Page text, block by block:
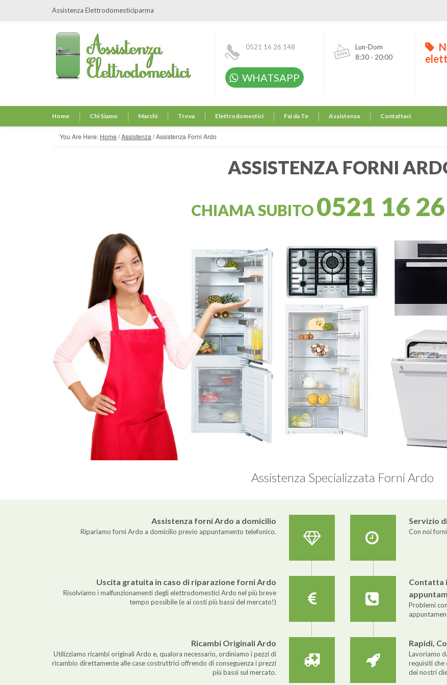
Assistenza Elettrodomesticiparma
0521 16 26 148
WHATSAPP
Lun-Dom
8:30 - 20:00
Home Chi Siamo Marchi Trova Elettrodomestici Fai da Te Assistenza Contattaci
You Are Here: Home /Assistenza /Assistenza Forni Ardo
ASSISTENZA FORNI
CHIAMA SUBITO0521 16
Assistenza Specializzata Forni Ardo
Assistenza forni Ardo a domicilio
Ripariamo forni Ardo a domicilio previo appuntamento telefonico.
Uscita gratuita in caso di riparazione forni Ardo
Risolviamo i malfunzionamenti degli elettrodomestici Ardo nel più breve
tempo possibile (e ai costi più bassi del mercato!)
Ricambi Originali Ardo
Utilizziamo ricambi originali Ardo e, qualora necessario, ordiniamo i pezzi di
ricambio direttamente alle case costruttrici offrendo di conseguenza i prezzi
più bassi sul mercato.
Servizio
Con noi
Contatta
Problemi
Rapidi,
Lavoriamo
requisiti che
dei nostri